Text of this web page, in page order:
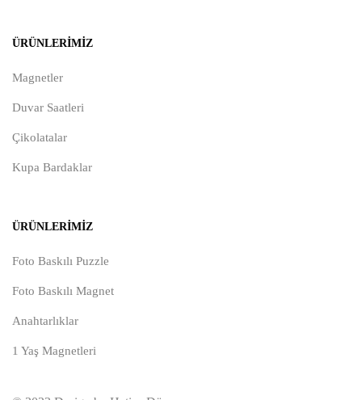
ÜRÜNLERIMIZ
Magnetler
Duvar Saatleri
Çikolatalar
Kupa Bardaklar
ÜRÜNLERIMIZ
Foto Baskılı Puzzle
Foto Baskılı Magnet
Anahtarlıklar
1 Yaş Magnetleri